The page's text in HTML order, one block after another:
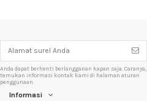
Anda dapat berhenti berlangganan kapan saja. Caranya,
temukan informasi kontak kami di halaman aturan
penggunaan.
Informasi